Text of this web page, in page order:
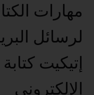
مهارات
لرسائل
إتيكيت
الإلكتروني